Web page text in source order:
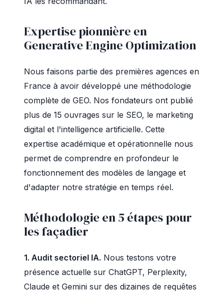
Expertise pionnière en
Generative Engine Optimization
Nous faisons partie des premières agences en
France à avoir développé une méthodologie
complète de GEO. Nos fondateurs ont publié
plus de 15 ouvrages sur le SEO, le marketing
digital et l'intelligence artificielle. Cette
expertise académique et opérationnelle nous
permet de comprendre en profondeur le
fonctionnement des modèles de langage et
d'adapter notre stratégie en temps réel.
Méthodologie en 5 étapes pour
les façadier
1. Audit sectoriel IA. Nous testons votre
présence actuelle sur ChatGPT, Perplexity,
Claude et Gemini sur des dizaines de requêtes